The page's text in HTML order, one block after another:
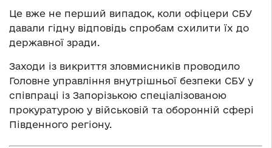
Це вже не перший випадок, коли офіцери СБУ
давали гідну відповідь спробам схилити їх до
державної зради.
Заходи із викриття зловмисників проводило
Головне управління внутрішньої безпеки СБУ у
співпраці із Запорізькою спеціалізованою
прокуратурою у військовій та оборонній сфері
Південного регіону.